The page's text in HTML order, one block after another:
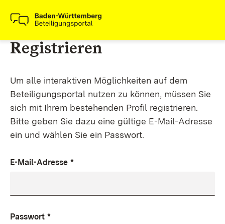
Registrieren
Um alle interaktiven Möglichkeiten auf dem
Beteiligungsportal nutzen zu können, müssen Sie
sich mit Ihrem bestehenden Profil registrieren.
Bitte geben Sie dazu eine gültige E-Mail-Adresse
ein und wählen Sie ein Passwort.
E-Mail-Adresse *
Passwort *